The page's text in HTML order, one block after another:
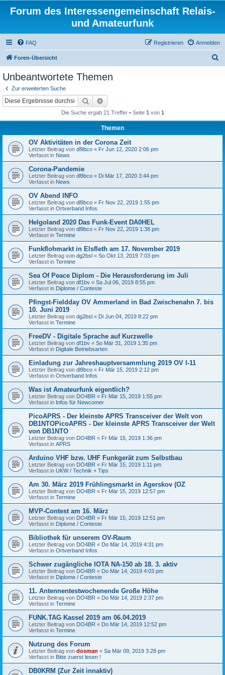
Forum des Interessengemeinschaft Relais-
und Amateurfunk
FAQ Anmelden
Registrieren
Foren-Übersicht
Unbeantwortete Themen
Zur erweiterten Suche
Suche
Die Suche ergab 21 Treffer • Seite 1 von 1
Themen
OV Aktivitäten in der Corona Zeit
Letzter Beitrag von dl9bco « Fr Jun 12, 2020 2:06 pm
Verfasst in News
Corona-Pandemie
Letzter Beitrag von dl9bco « Di Mär 17, 2020 3:44 pm
Verfasst in News
OV Abend INFO
Letzter Beitrag von dl9bco « Fr Nov 22, 2019 1:55 pm
Verfasst in Ortverband Infos
Helgoland 2020 Das Funk-Event DA0HEL
Letzter Beitrag von dl9bco « Fr Nov 22, 2019 1:38 pm
Verfasst in Termine
Funkflohmarkt in Elsfleth am 17. November 2019
Letzter Beitrag von dg2bsl « So Okt 13, 2019 7:03 pm
Verfasst in Termine
Sea Of Peace Diplom - Die Herausforderung im Juli
Letzter Beitrag von df1bv « Sa Jul 06, 2019 8:55 pm
Verfasst in Diplome / Conteste
Pfingst-Fieldday OV Ammerland in Bad Zwischenahn 7. bis
10. Juni 2019
Letzter Beitrag von dg2bsl « Di Jun 04, 2019 8:22 pm
Verfasst in Termine
FreeDV - Digitale Sprache auf Kurzwelle
Letzter Beitrag von df1bv « So Mär 31, 2019 1:35 pm
Verfasst in Digitale Betriebsarten
Einladung zur Jahreshauptversammlung 2019 OV I-11
Letzter Beitrag von dl9bco « Fr Mär 15, 2019 2:12 pm
Verfasst in Ortverband Infos
Was ist Amateurfunk eigentlich?
Letzter Beitrag von DO4BR « Fr Mär 15, 2019 1:55 pm
Verfasst in Infos für Newcomer
PicoAPRS - Der kleinste APRS Transceiver der Welt von
DB1NTOPicoAPRS - Der kleinste APRS Transceiver der Welt
von DB1NTO
Letzter Beitrag von DO4BR « Fr Mär 15, 2019 1:36 pm
Verfasst in APRS
Arduino VHF bzw. UHF Funkgerät zum Selbstbau
Letzter Beitrag von DO4BR « Fr Mär 15, 2019 1:11 pm
Verfasst in UKW / Technik + Tips
Am 30. März 2019 Frühlingsmarkt in Agerskov (OZ
Letzter Beitrag von DO4BR « Fr Mär 15, 2019 12:57 pm
Verfasst in Termine
MVP-Contest am 16. März
Letzter Beitrag von DO4BR « Fr Mär 15, 2019 12:51 pm
Verfasst in Diplome / Conteste
Bibliothek für unserem OV-Raum
Letzter Beitrag von DO4BR « Do Mär 14, 2019 4:31 pm
Verfasst in Ortverband Infos
Schwer zugängliche IOTA NA-150 ab 18. 3. aktiv
Letzter Beitrag von DO4BR « Do Mär 14, 2019 4:03 pm
Verfasst in Diplome / Conteste
11. Antennentestwochenende Große Höhe
Letzter Beitrag von DO4BR « Do Mär 14, 2019 2:37 pm
Verfasst in Termine
FUNK.TAG Kassel 2019 am 06.04.2019
Letzter Beitrag von DO4BR « Do Mär 14, 2019 12:52 pm
Verfasst in Termine
Nutzung des Forum
Letzter Beitrag von dosman « Sa Mär 09, 2019 3:28 pm
Verfasst in Bitte zuerst lesen !
DB0KRM (Zur Zeit innaktiv)